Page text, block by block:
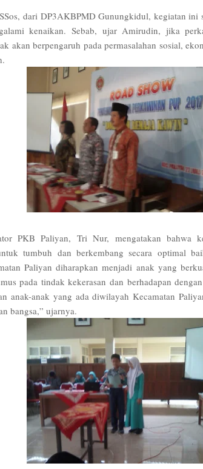
dari DP3AKBPMD Gunungkidul, kegiatan ini
kenaikan. Sebab, ujar Amirudin, jika
akan berpengaruh pada permasalahan sosial,
PKB Paliyan, Tri Nur, mengatakan bahwa
tumbuh dan berkembang secara optimal
Paliyan diharapkan menjadi anak yang
pada tindak kekerasan dan berhadapan
anak-anak yang ada diwilayah Kecamatan
bangsa,” ujarnya.